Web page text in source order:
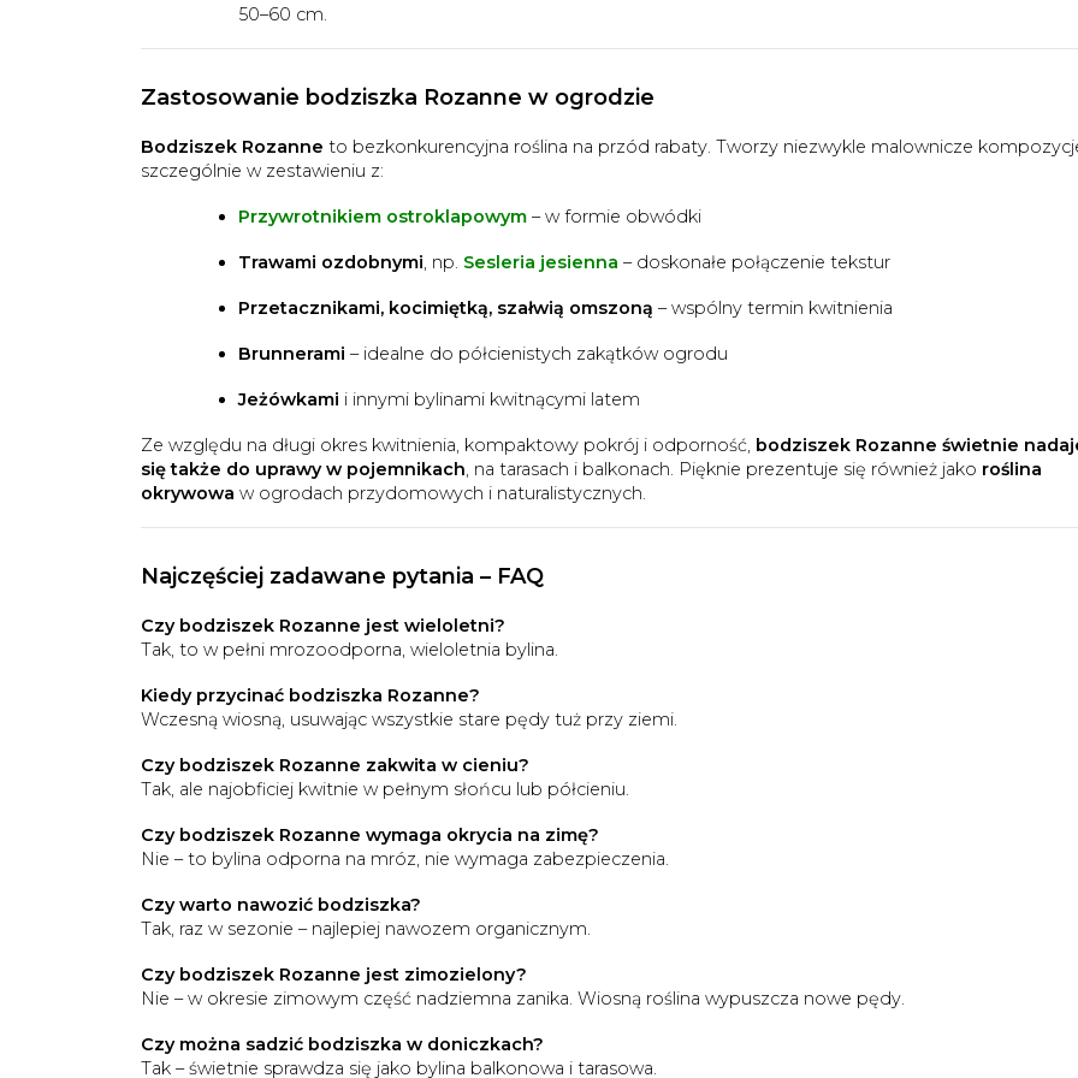
50–60 cm.
Zastosowanie bodziszka Rozanne w ogrodzie
Bodziszek Rozanne to bezkonkurencyjna roślina na przód rabaty. Tworzy niezwykle malownicze
szczególnie w zestawieniu z:
Przywrotnikiem ostroklapowym – w formie obwódki
Trawami ozdobnymi, np. Sesleria jesienna – doskonałe połączenie tekstur
Przetacznikami, kocimiętką, szałwią omszoną – wspólny termin kwitnienia
Brunnerami – idealne do półcienistych zakątków ogrodu
Jeżówkami i innymi bylinami kwitnącymi latem
Ze względu na długi okres kwitnienia, kompaktowy pokrój i odporność, bodziszek Rozanne świetnie
się także do uprawy w pojemnikach, na tarasach i balkonach. Pięknie prezentuje się również jako roślina
okrywowa w ogrodach przydomowych i naturalistycznych.
Najczęściej zadawane pytania – FAQ
Czy bodziszek Rozanne jest wieloletni?
Tak, to w pełni mrozoodporna, wieloletnia bylina.
Kiedy przycinać bodziszka Rozanne?
Wczesną wiosną, usuwając wszystkie stare pędy tuż przy ziemi.
Czy bodziszek Rozanne zakwita w cieniu?
Tak, ale najobficiej kwitnie w pełnym słońcu lub półcieniu.
Czy bodziszek Rozanne wymaga okrycia na zimę?
Nie – to bylina odporna na mróz, nie wymaga zabezpieczenia.
Czy warto nawozić bodziszka?
Tak, raz w sezonie – najlepiej nawozem organicznym.
Czy bodziszek Rozanne jest zimozielony?
Nie – w okresie zimowym część nadziemna zanika. Wiosną roślina wypuszcza nowe pędy.
Czy można sadzić bodziszka w doniczkach?
Tak – świetnie sprawdza się jako bylina balkonowa i tarasowa.